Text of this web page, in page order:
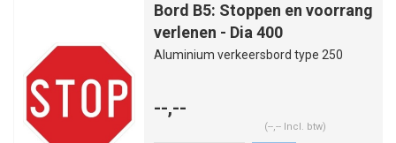
Bord B5: Stoppen en voorrang
verlenen - Dia 400
Aluminium verkeersbord type 250
--,--
(--,-- Incl. btw)